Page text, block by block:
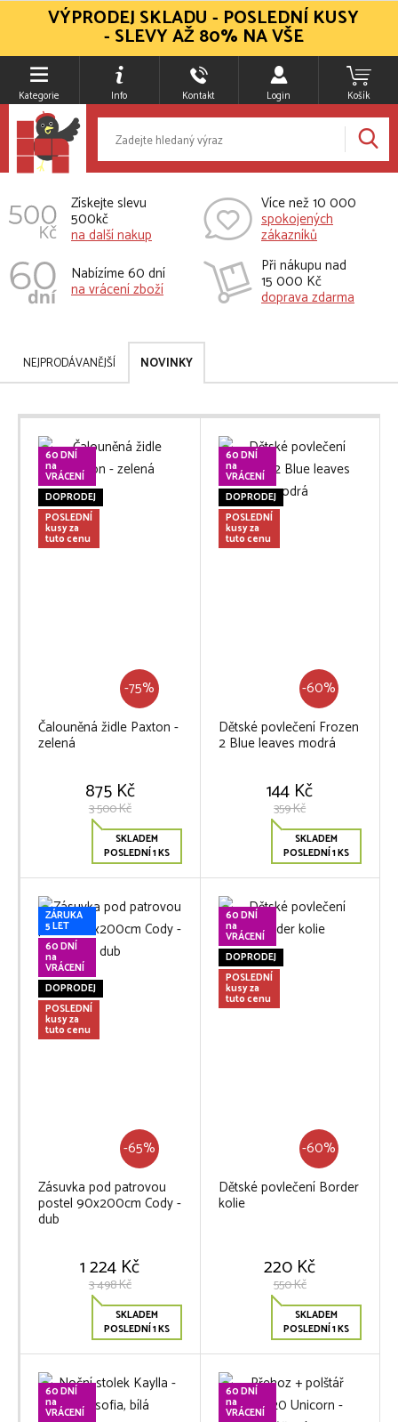
Kategorie Info Kontakt Login Košík
Získejte slevu
500kč
na další nakup
Více než 10 000
spokojených
zákazníků
Nabízíme 60 dní
na vrácení zboží
Při nákupu nad
15 000 Kč
doprava zdarma
NEJPRODÁVANĚJŠÍ NOVINKY
60 DNÍ
na
VRÁCENÍ
DOPRODEJ
POSLEDNÍ
kusy za
tuto cenu
-75%
Čalouněná židle Paxton -
zelená
875 Kč
3 500 Kč
SKLADEM
POSLEDNÍ 1 KS
60 DNÍ
na
VRÁCENÍ
DOPRODEJ
POSLEDNÍ
kusy za
tuto cenu
-60%
Dětské povlečení Frozen
2 Blue leaves modrá
144 Kč
359 Kč
SKLADEM
POSLEDNÍ 1 KS
ZÁRUKA
5 LET
60 DNÍ
na
VRÁCENÍ
DOPRODEJ
POSLEDNÍ
kusy za
tuto cenu
-65%
Zásuvka pod patrovou
postel 90x200cm Cody -
dub
1 224 Kč
3 498 Kč
SKLADEM
POSLEDNÍ 1 KS
60 DNÍ
na
VRÁCENÍ
DOPRODEJ
POSLEDNÍ
kusy za
tuto cenu
-60%
Dětské povlečení Border
kolie
220 Kč
550 Kč
SKLADEM
POSLEDNÍ 1 KS
60 DNÍ
na
VRÁCENÍ
60 DNÍ
na
VRÁCENÍ
VÝPRODEJ SKLADU - POSLEDNÍ KUSY
- SLEVY AŽ 80% NA VŠE